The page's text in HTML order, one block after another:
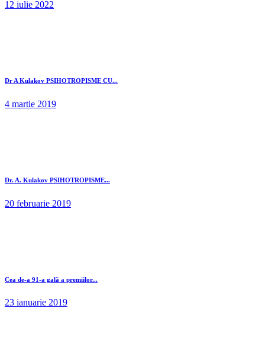
12 iulie 2022
Dr A Kulakov PSIHOTROPISME CU...
4 martie 2019
Dr. A. Kulakov PSIHOTROPISME...
20 februarie 2019
Cea de-a 91-a gală a premiilor...
23 ianuarie 2019